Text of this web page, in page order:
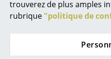
trouverez de plus amples
rubrique "politique de
... voir tous les lits
Accessoires